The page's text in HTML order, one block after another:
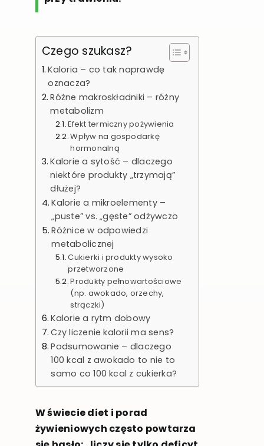
Czego szukasz?
Kaloria – co tak naprawdę
oznacza?
Różne makroskładniki – różny
metabolizm
Efekt termiczny pożywienia
Wpływ na gospodarkę
hormonalną
Kalorie a sytość – dlaczego
niektóre produkty „trzymają”
dłużej?
Kalorie a mikroelementy –
„puste” vs. „gęste” odżywczo
Różnice w odpowiedzi
metabolicznej
Cukierki i produkty wysoko
przetworzone
Produkty pełnowartościowe
(np. awokado, orzechy,
strączki)
Kalorie a rytm dobowy
Czy liczenie kalorii ma sens?
Podsumowanie – dlaczego
100 kcal z awokado to nie to
samo co 100 kcal z cukierka?
W świecie diet i porad
żywieniowych często powtarza